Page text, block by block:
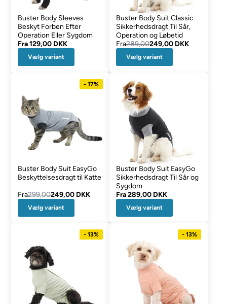
Buster Body Sleeves
Beskyt Forben Efter
Operation Eller Sygdom
Fra129,00 DKK
Vælg variant
Buster Body Suit Classic
Sikkerhedsdragt Til Sår,
Operation og Løbetid
Fra289,00249,00 DKK
Vælg variant
- 17%
Buster Body Suit EasyGo
Beskyttelsesdragt til Katte
Fra299,00249,00 DKK
Vælg variant
Buster Body Suit EasyGo
Sikkerhedsdragt Til Sår og
Sygdom
Fra289,00 DKK
Vælg variant
- 13% - 13%